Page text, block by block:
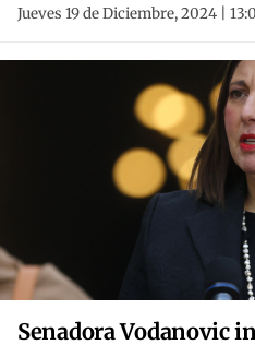
Jueves 19 de Diciembre, 2024 |
Senadora Vodanovic